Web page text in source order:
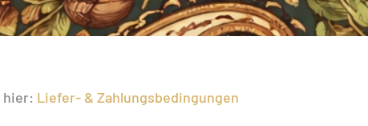
hier: Liefer- & Zahlungsbedingungen